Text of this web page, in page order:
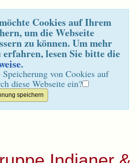
Cookies auf Ihrem
um die Webseite
zu können. Um mehr
lesen Sie bitte die
.
von Cookies auf
diese Webseite ein?